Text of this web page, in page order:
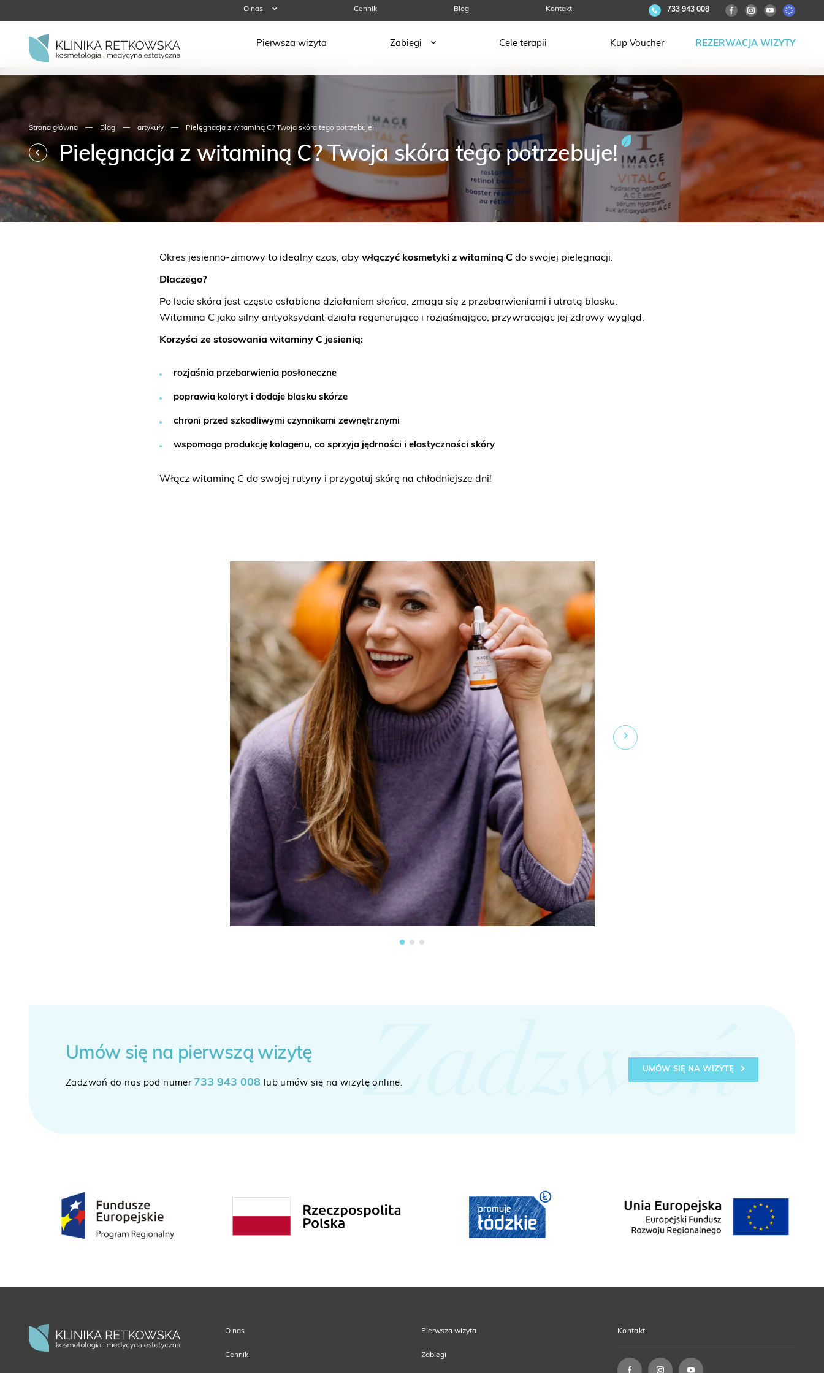
O nas Cennik Blog Kontakt 733 943 008
Pierwsza wizyta Zabiegi Cele terapii Kup Voucher REZERWACJA WIZYTY
Strona główna — Blog — artykuły — Pielęgnacja z witaminą C? Twoja skóra tego potrzebuje!
Pielęgnacja z witaminą C? Twoja skóra tego potrzebuje!
Okres jesienno-zimowy to idealny czas, abywłączyć kosmetyki z witaminą C do swojej pielęgnacji.
Dlaczego?
Po lecie skóra jest często osłabiona działaniem słońca, zmaga się z przebarwieniami i utratą blasku.
Witamina C jako silny antyoksydant działa regenerująco i rozjaśniająco, przywracając jej zdrowy wygląd.
Korzyści ze stosowania witaminy C jesienią:
rozjaśnia przebarwienia posłoneczne
poprawia koloryt i dodaje blasku skórze
chroni przed szkodliwymi czynnikami zewnętrznymi
wspomaga produkcję kolagenu, co sprzyja jędrności i elastyczności skóry
Włącz witaminę C do swojej rutyny i przygotuj skórę na chłodniejsze dni!
Umów się na pierwszą wizytę
Zadzwoń do nas pod numer 733 943 008 lub umów się na wizytę online.
UMÓW SIĘ NA WIZYTĘ
Zadzwoń
O nas
Cennik
Pierwsza wizyta
Zabiegi
Kontakt